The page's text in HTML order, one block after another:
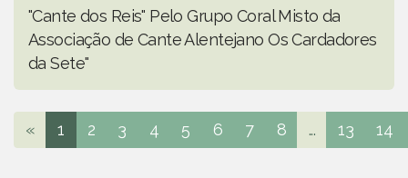
"Cante dos Reis" Pelo Grupo Coral Misto da
Associação de Cante Alentejano Os Cardadores
da Sete"
« 1 2 3 4 5 6 7 8 ... 13 14